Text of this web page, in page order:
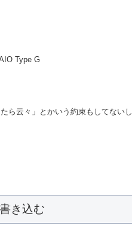
Type G
ら云々」とかいう約束もしてないし
き込む